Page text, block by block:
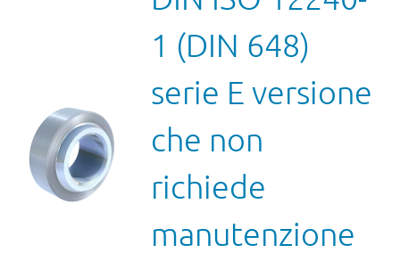
1 (DIN 648)
serie E versione
che non
richiede
manutenzione